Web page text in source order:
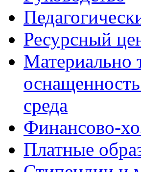
Ресурсный
Материально
среда
Финансово-
Платные